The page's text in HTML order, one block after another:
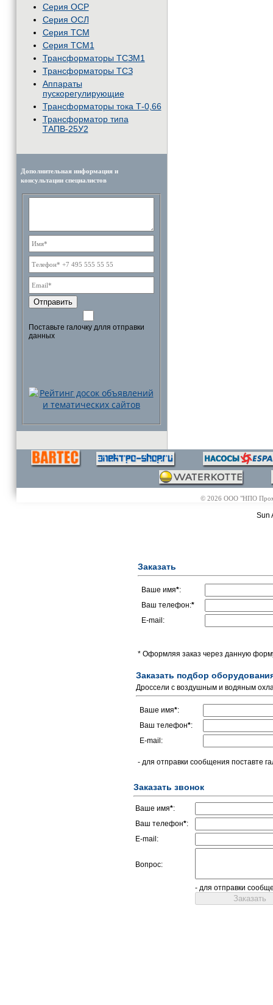
Серия ОСР
Серия ОСЛ
Серия ТСМ
Серия ТСМ1
Трансформаторы ТСЗМ1
Трансформаторы ТСЗ
Аппараты
пускорегулирующие
Трансформаторы тока Т-0,66
Трансформатор типа
ТАПВ-25У2
Дополнительная информация и
консультации специалистов
Отправить
Поставьте галочку длля отправки
данных
© 2026 ООО "НПО
Sun
Заказать
Ваше имя*:
Ваш телефон:*
E-mail:
* Оформляя заказ через данную
Заказать подбор
Дроссели с воздушным и водяным
Ваше имя*:
Ваш телефон*:
E-mail:
- для отправки сообщения поставте
Заказать звонок
Ваше имя*:
Ваш телефон*:
E-mail:
Вопрос:
- для отправки